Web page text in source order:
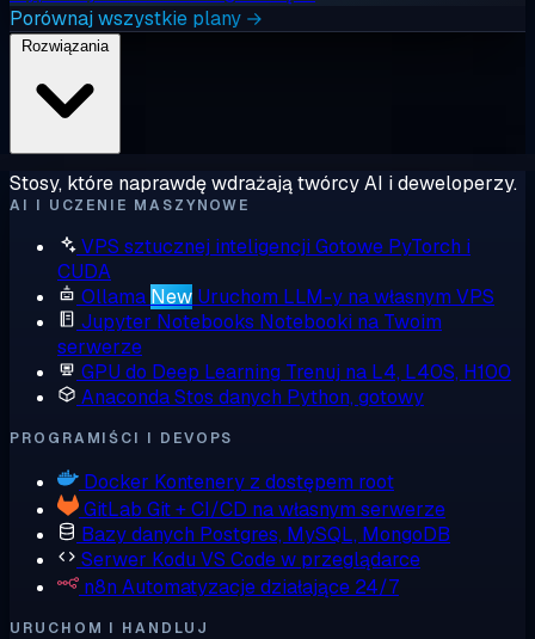
Porównaj wszystkie plany →
Rozwiązania
Stosy, które naprawdę wdrażają twórcy AI i deweloperzy.
AI I UCZENIE MASZYNOWE
VPS sztucznej inteligencji Gotowe PyTorch i
CUDA
Ollama New Uruchom LLM-y na własnym VPS
Jupyter Notebooks Notebooki na Twoim
serwerze
GPU do Deep Learning Trenuj na L4, L40S, H100
AnacondaStos danych Python, gotowy
PROGRAMIŚCI I DEVOPS
Docker Kontenery z dostępem root
GitLab Git + CI/CD na własnym serwerze
Bazy danych Postgres, MySQL, MongoDB
Serwer Kodu VS Code w przeglądarce
n8n Automatyzacje działające 24/7
URUCHOM I HANDLUJ